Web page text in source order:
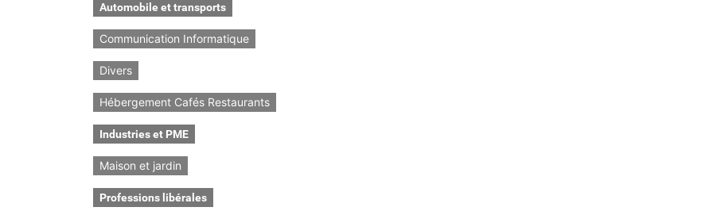
Automobile et transports
Communication Informatique
Divers
Hébergement Cafés Restaurants
Industries et PME
Maison et jardin
Professions libérales